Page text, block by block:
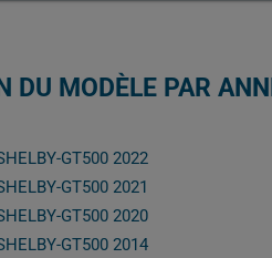
DU MODÈLE PAR
GT500 2022
GT500 2021
GT500 2020
GT500 2014